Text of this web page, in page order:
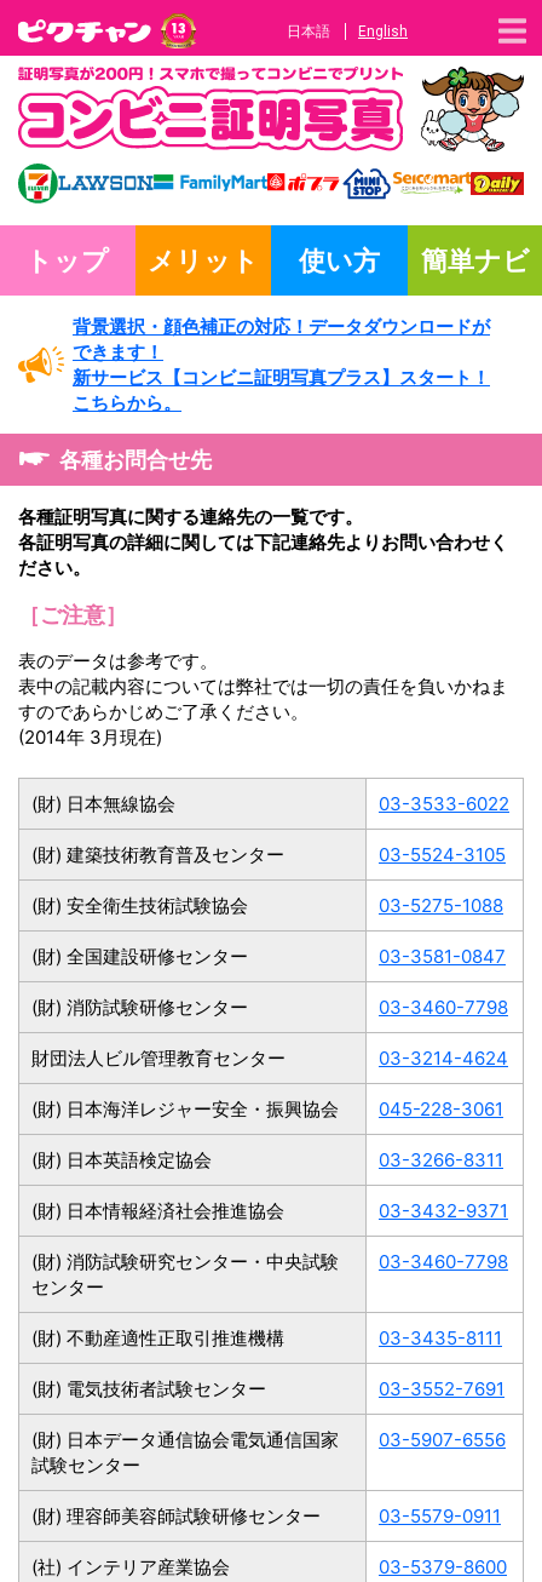
日本語 English
トップ メリット 使い方 簡単ナビ
背景選択・ 顔色補正の対応！ データダウンロードが
できます！
新サービス 【コンビニ証明写真プラス】
スタート！
こちらから。
各種お問合せ先
各種証明写真に関する連絡先の一覧です。
各証明写真の詳細に関しては下記連絡先よりお問い合わせく
ださい。
［ご注意］
表のデータは参考です。
表中の記載内容については弊社では一切の責任を負いかねま
すのであらかじめご了承ください。
(2014年 3月現在)
(財) 日本無線協会 03-3533-6022
(財) 建築技術教育普及センター 03-5524-3105
(財) 安全衛生技術試験協会 03-5275-1088
(財) 全国建設研修センター 03-3581-0847
(財) 消防試験研修センター 03-3460-7798
財団法人ビル管理教育センター 03-3214-4624
(財) 日本海洋レジャー安全・振興協会 045-228-3061
(財) 日本英語検定協会 03-3266-8311
(財) 日本情報経済社会推進協会 03-3432-9371
(財) 消防試験研究センター・中央試験
センター
03-3460-7798
(財) 不動産適性正取引推進機構 03-3435-8111
(財) 電気技術者試験センター 03-3552-7691
(財) 日本データ通信協会電気通信国家
試験センター
03-5907-6556
(財) 理容師美容師試験研修センター 03-5579-0911
(社) インテリア産業協会 03-5379-8600